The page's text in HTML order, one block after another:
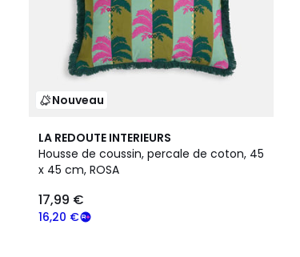
Nouveau
LA REDOUTE INTERIEURS
Housse de coussin, percale de coton, 45
x 45 cm, ROSA
16,20 €
17,99 €